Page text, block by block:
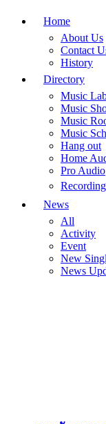
Home
About Us
Contact
History
Directory
Music
Music
Music
Music
Hang out
Home
Pro Audio
News
All
Activity
Event
New
News